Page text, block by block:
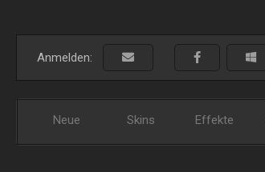
Anmelden:
Neue Skins Effekte